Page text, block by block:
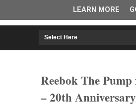
Reebok The Pump
– 20th Anniversary
LEARN MORE